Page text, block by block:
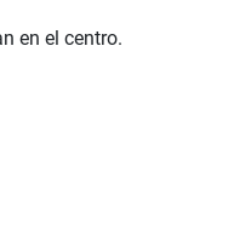
en el centro.